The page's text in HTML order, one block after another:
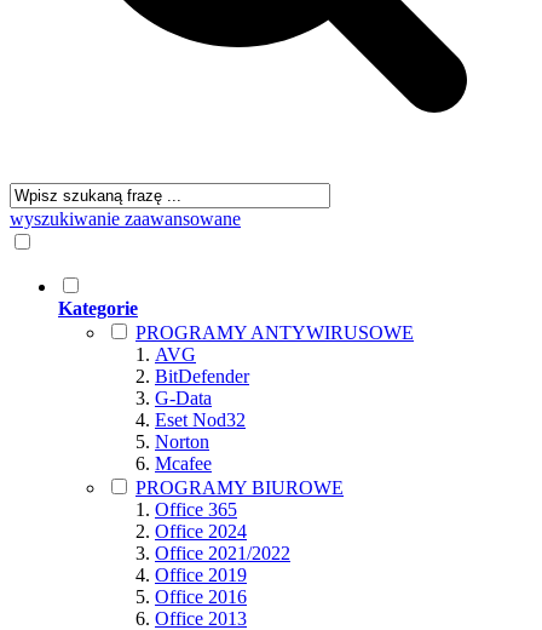
wyszukiwanie zaawansowane
Kategorie
PROGRAMY ANTYWIRUSOWE
AVG
BitDefender
G-Data
Eset Nod32
Norton
Mcafee
PROGRAMY BIUROWE
Office 365
Office 2024
Office 2021/2022
Office 2019
Office 2016
Office 2013